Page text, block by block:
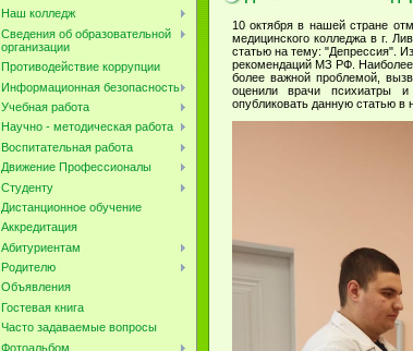
Наш колледж
Сведения об образовательной
организации
Противодействие коррупции
Информационная безопасность
Учебная работа
Научно - методическая работа
Воспитательная работа
Движение Профессионалы
Студенту
Дистанционное обучение
Аккредитация
Абитуриентам
Родителю
Объявления
Гостевая книга
Часто задаваемые вопросы
Фотоальбом
10 октября в нашей стране
медицинского колледжа в г.
статью на тему: "Депрессия".
рекомендаций МЗ РФ.
более важной проблемой,
оценили врачи психиатры
опубликовать данную статью в